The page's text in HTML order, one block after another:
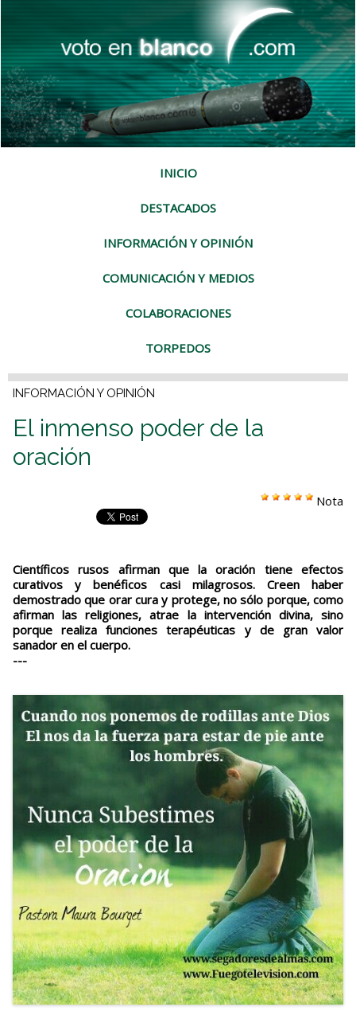
INICIO
DESTACADOS
INFORMACIÓN Y OPINIÓN
COMUNICACIÓN Y MEDIOS
COLABORACIONES
TORPEDOS
INFORMACIÓN Y OPINIÓN
El inmenso poder de la
oración
Nota
Científicos rusos afirman que la oración tiene efectos
curativos y benéficos casi milagrosos. Creen haber
demostrado que orar cura y protege, no sólo porque, como
afirman las religiones, atrae la intervención divina, sino
porque realiza funciones terapéuticas y de gran valor
sanador en el cuerpo.
---